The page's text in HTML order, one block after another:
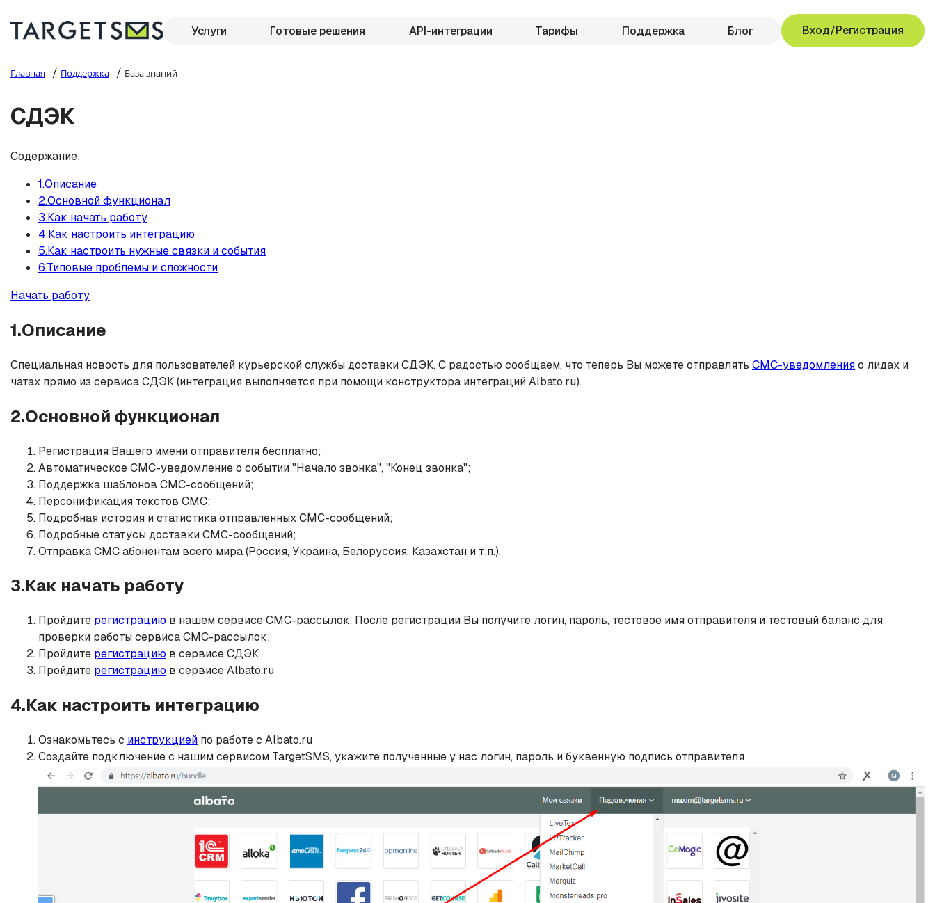
Услуги Готовые решения API-интеграции Тарифы Поддержка Блог Вход/Регистрация
Главная / Поддержка / База знаний
СДЭК
Содержание:
1.Описание
2.Основной функционал
3.Как начать работу
4.Как настроить интеграцию
5.Как настроить нужные связки и события
6.Типовые проблемы и сложности
Начать работу
1.Описание
Специальная новость для пользователей курьерской службы доставки СДЭК. С радостью сообщаем, что теперь Вы можете отправлять СМС-уведомленияо лидах и
чатах прямо из сервиса СДЭК (интеграция выполняется при помощи конструктора интеграций Albato.ru).
2.Основной функционал
Регистрация Вашего имени отправителя бесплатно;
Автоматическое СМС-уведомление о событии "Начало звонка", "Конец звонка";
Поддержка шаблонов СМС-сообщений;
Персонификация текстов СМС;
Подробная история и статистика отправленных СМС-сообщений;
Подробные статусы доставки СМС-сообщений;
Отправка СМС абонентам всего мира (Россия, Украина, Белоруссия, Казахстан и т.п.).
3.Как начать работу
Пройдите регистрацию в нашем сервисе СМС-рассылок. После регистрации Вы получите логин, пароль, тестовое имя отправителя и тестовый баланс для
проверки работы сервиса СМС-рассылок;
Пройдите регистрацию в сервисе СДЭК
Пройдите регистрацию в сервисе Albato.ru
4.Как настроить интеграцию
Ознакомьтесь с инструкцией по работе с Albato.ru
Создайте подключение с нашим сервисом TargetSMS, укажите полученные у нас логин, пароль и буквенную подпись отправителя